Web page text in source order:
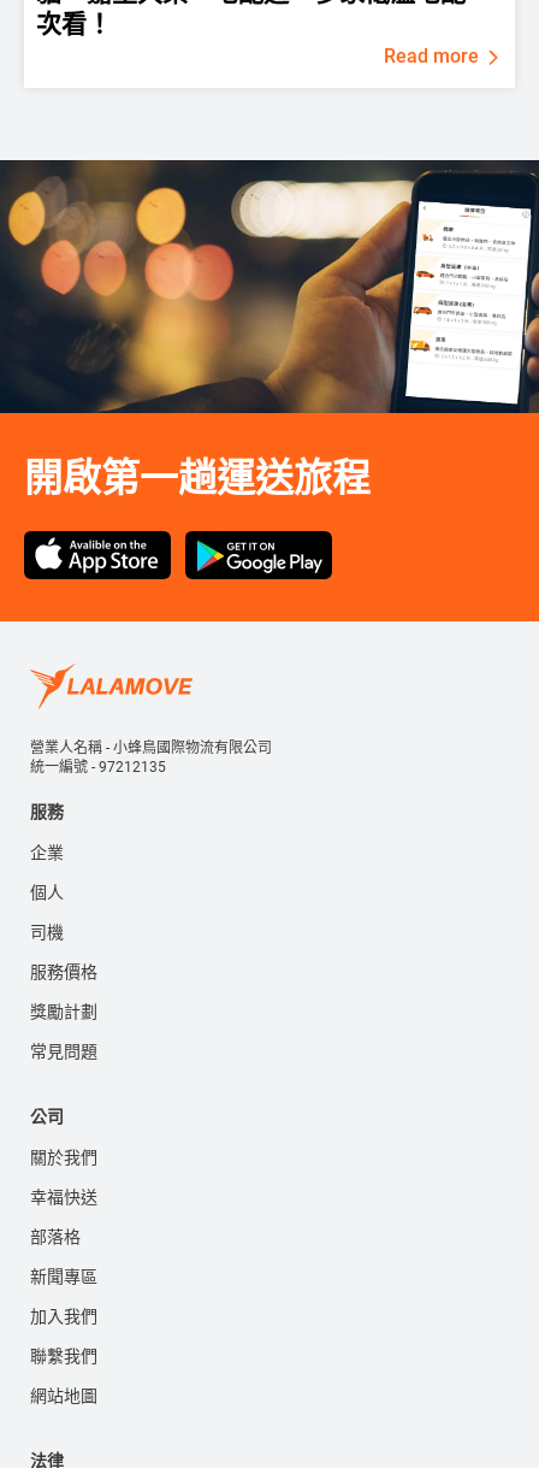
次看！
Read more
開啟第一趟運送旅程
營業人名稱 - 小蜂鳥國際物流有限公司
統一編號 - 97212135
服務
企業
個人
司機
服務價格
獎勵計劃
常見問題
公司
關於我們
幸福快送
部落格
新聞專區
加入我們
聯繫我們
網站地圖
法律